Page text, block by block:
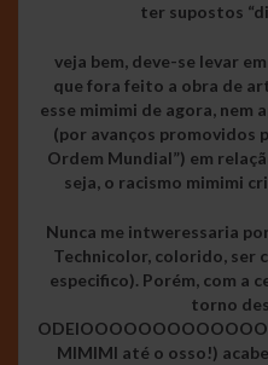
ter supostos
veja bem, deve-se levar
que fora feito a obra de
esse mimimi de agora, nem
(por avanços promovidos
Ordem Mundial”) em
seja, o racismo mimimi
Nunca me intweressaria
Technicolor, colorido, ser
especifico). Porém, com a
torno
MIMIMI até o osso!)